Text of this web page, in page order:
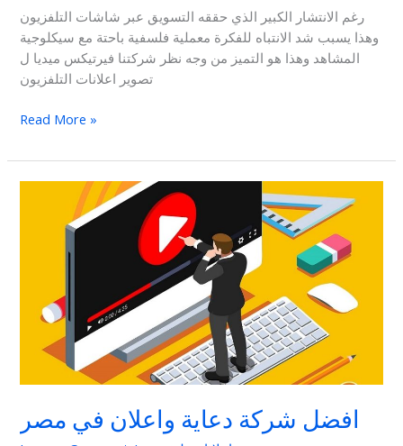
رغم الانتشار الكبير الذي حققه التسويق عبر شاشات التلفزيون
وهذا يسبب شد الانتباه للفكرة معملية فلسفية باحتة مع سيكلوجية
المشاهد وهذا هو التميز من وجه نظر شركتنا فيرتيكس ميديا ل
تصوير اعلانات التلفزيون
Read More »
افضل شركة دعاية واعلان في مصر